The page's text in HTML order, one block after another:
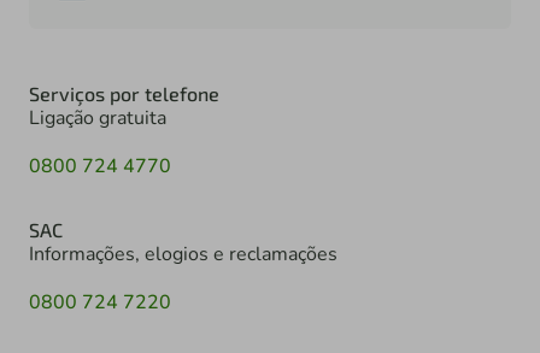
Serviços por telefone
Ligação gratuita
0800 724 4770
SAC
Informações, elogios e reclamações
0800 724 7220